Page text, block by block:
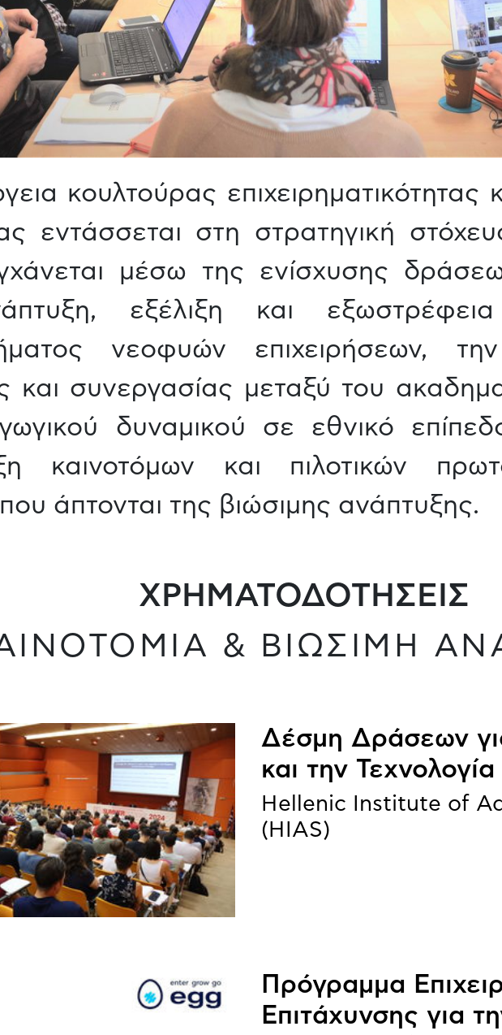
κουλτούρας επιχειρηματικότητας
εντάσσεται στη στρατηγική
μέσω της ενίσχυσης
εξέλιξη και
νεοφυών επιχειρήσεων,
και συνεργασίας μεταξύ του
δυναμικού σε εθνικό
καινοτόμων και πιλοτικών
άπτονται της βιώσιμης ανάπτυξης.
ΧΡΗΜΑΤΟΔΟΤΗΣΕΙΣ
& ΒΙΩΣΙΜΗ
Δέσμη Δράσεων
και την
Hellenic Institute of
(HIAS)
Πρόγραμμα
Επιτάχυνσης για